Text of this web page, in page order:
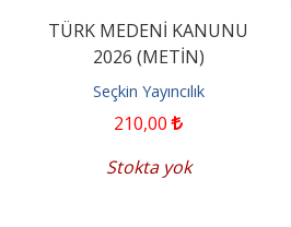
TÜRK MEDENİ KANUNU
2026 (METİN)
Seçkin Yayıncılık
210,00
Stokta yok